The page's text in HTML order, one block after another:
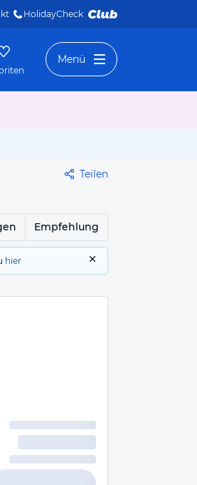
HolidayCheck
Menü
Teilen
Empfehlung
hier